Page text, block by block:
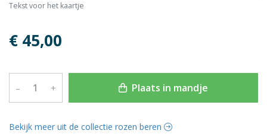
Tekst voor het kaartje
€ 45,00
– + Plaats in mandje
Bekijk meer uit de collectie rozen beren